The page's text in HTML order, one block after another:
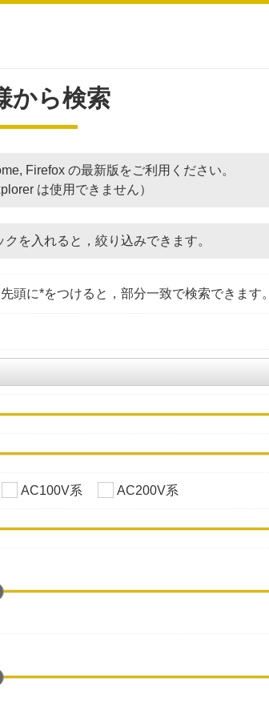
から検索
Firefox の最新版をご利用ください。
は使用できません）
を入れると， 絞り込みできます。
頭に*をつけると，部分一致で検索できます。
AC100V系 AC200V系